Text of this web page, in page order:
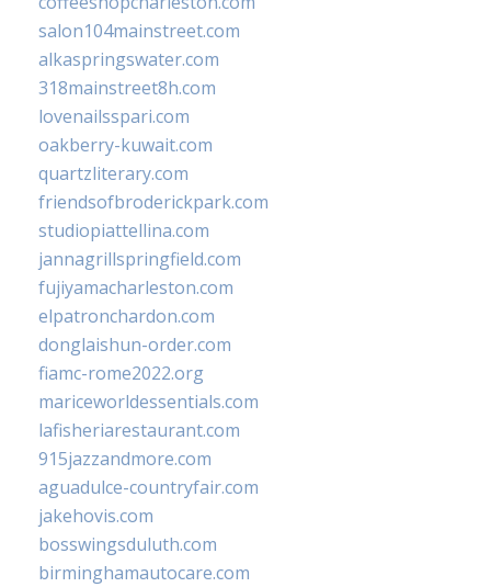
salon104mainstreet.com
alkaspringswater.com
318mainstreet8h.com
lovenailsspari.com
oakberry-kuwait.com
quartzliterary.com
friendsofbroderickpark.com
studiopiattellina.com
jannagrillspringfield.com
fujiyamacharleston.com
elpatronchardon.com
donglaishun-order.com
fiamc-rome2022.org
mariceworldessentials.com
lafisheriarestaurant.com
915jazzandmore.com
aguadulce-countryfair.com
jakehovis.com
bosswingsduluth.com
birminghamautocare.com